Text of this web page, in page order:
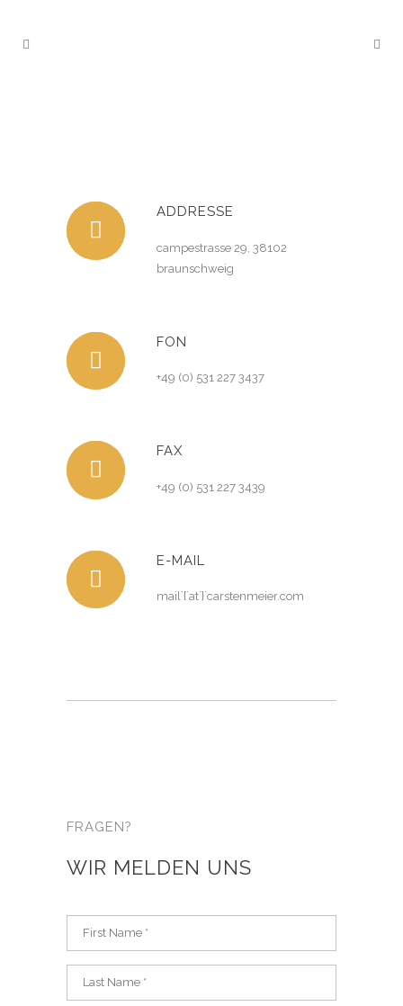
ADDRESSE
campestrasse 29, 38102
braunschweig
FON
+49 (0) 531 227 3437
FAX
+49 (0) 531 227 3439
E-MAIL
mail`{`at`}`carstenmeier.com
FRAGEN?
WIR MELDEN UNS